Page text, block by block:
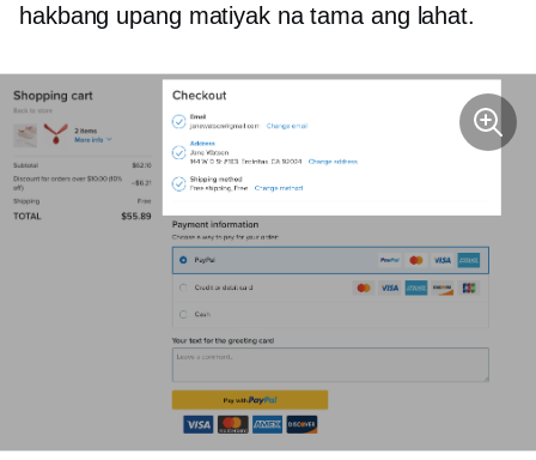
hakbang upang matiyak na tama ang lahat.